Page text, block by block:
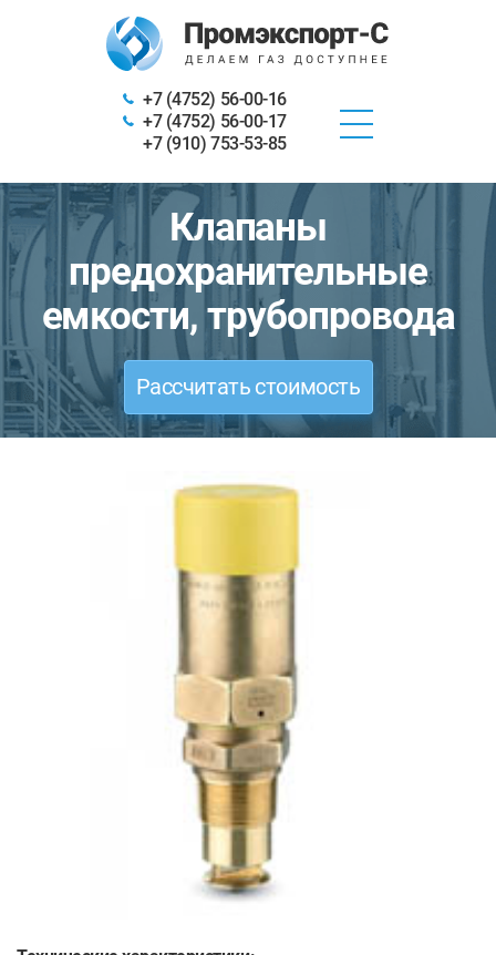
+7 (4752) 56-00-16
+7 (4752) 56-00-17
+7 (910) 753-53-85
Клапаны
предохранительные
емкости, трубопровода
Рассчитать стоимость